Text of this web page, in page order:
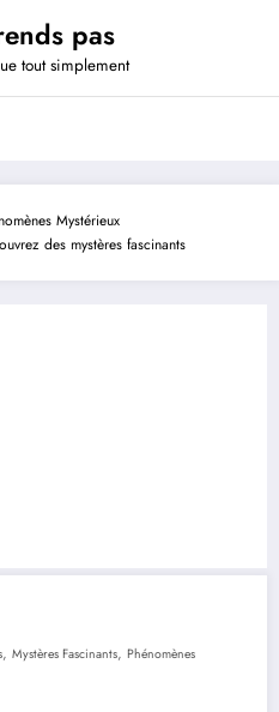
pas
tout simplement
Mystérieux
des mystères fascinants
, Mystères Fascinants, Phénomènes